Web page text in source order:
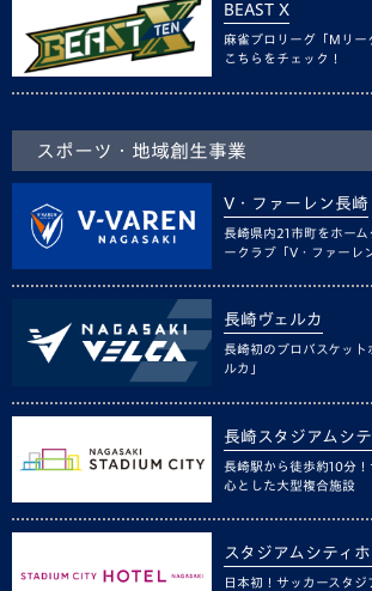
BEAST X
麻雀プロリーグ「Mリー
こちらをチェック！
スポーツ・地域創生事業
V・ファーレン長崎
長崎県内21市町をホー
ークラブ「V・ファーレ
長崎ヴェルカ
長崎初のプロバスケット
ルカ」
長崎スタジアムシテ
長崎駅から徒歩約10分
心とした大型複合施設
スタジアムシティ
日本初！サッカースタ